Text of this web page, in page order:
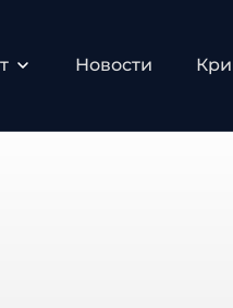
Новости